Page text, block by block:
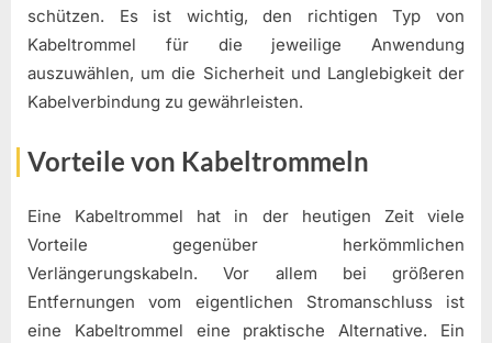
schützen. Es ist wichtig, den richtigen Typ von
Kabeltrommel für die jeweilige Anwendung
auszuwählen, um die Sicherheit und Langlebigkeit der
Kabelverbindung zu gewährleisten.
Vorteile von Kabeltrommeln
Eine Kabeltrommel hat in der heutigen Zeit viele
Vorteile gegenüber herkömmlichen
Verlängerungskabeln. Vor allem bei größeren
Entfernungen vom eigentlichen Stromanschluss ist
eine Kabeltrommel eine praktische Alternative. Ein